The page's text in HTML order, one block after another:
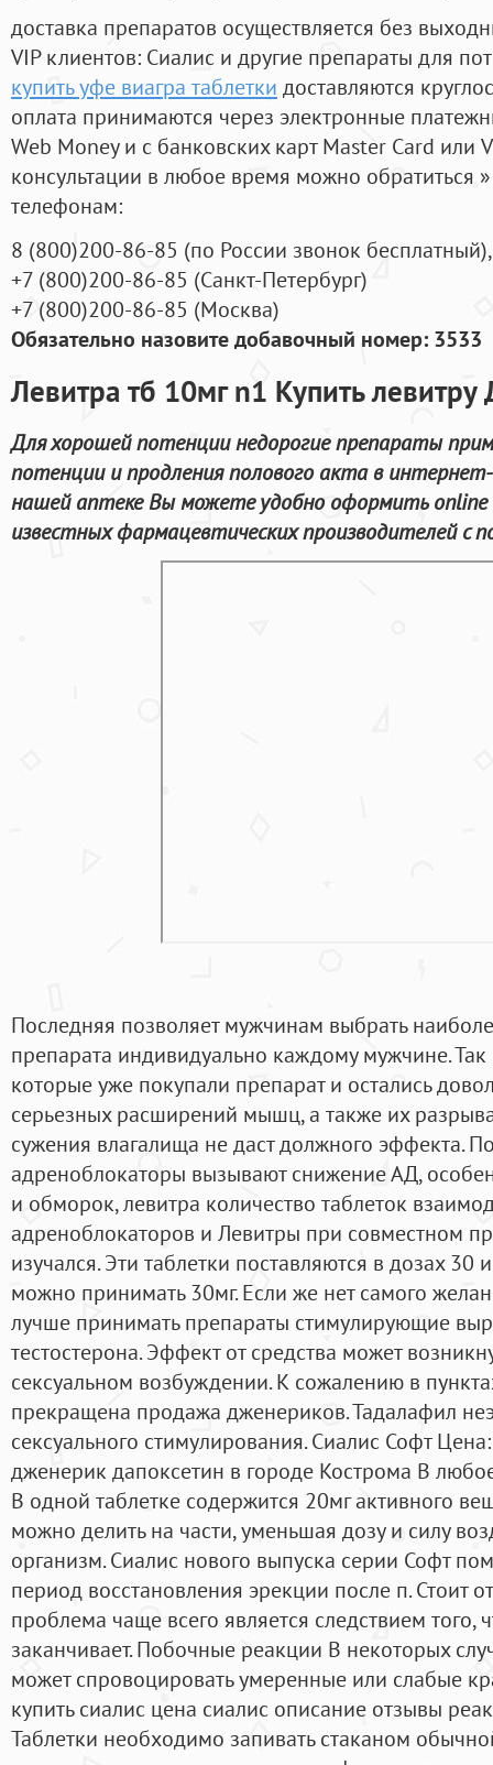
доставка препаратов осуществляется без
VIP клиентов: Сиалис и другие препараты для
купить уфе виагра таблетки доставляются
оплата принимаются через электронные
Web Money и с банковских карт Master Card или
консультации в любое время можно обратиться
телефонам:
8 (800)200-86-85 (по России звонок бесплатный),
+7 (800)200-86-85 (Санкт-Петербург)
+7 (800)200-86-85 (Москва)
Обязательно назовите добавочный номер: 3533
Левитра тб 10мг n1 Купить левитру
Для хорошей потенции недорогие препараты
потенции и продления полового акта в
нашей аптеке Вы можете удобно оформить online
известных фармацевтических производителей с
Последняя позволяет мужчинам выбрать
препарата индивидуально каждому мужчине.
которые уже покупали препарат и остались
серьезных расширений мышц, а также их
сужения влагалища не даст должного эффекта.
адреноблокаторы вызывают снижение АД,
и обморок, левитра количество таблеток
адреноблокаторов и Левитры при совместном
изучался. Эти таблетки поставляются в дозах 30
можно принимать 30мг. Если же нет самого
лучше принимать препараты стимулирующие
тестостерона. Эффект от средства может
сексуальном возбуждении. К сожалению в
прекращена продажа дженериков. Тадалафил
сексуального стимулирования. Сиалис Софт
дженерик дапоксетин в городе Кострома В
В одной таблетке содержится 20мг активного
можно делить на части, уменьшая дозу и силу
организм. Сиалис нового выпуска серии Софт
период восстановления эрекции после п. Стоит
проблема чаще всего является следствием
заканчивает. Побочные реакции В некоторых
может спровоцировать умеренные или слабые
купить сиалис цена сиалис описание отзывы
Таблетки необходимо запивать стаканом